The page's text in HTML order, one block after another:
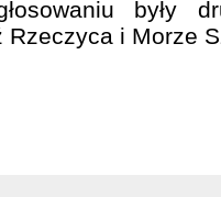
były
i Morze